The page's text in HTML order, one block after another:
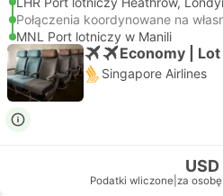
Połączenia koordynowane na
MNL Port lotniczy w Manili
Economy | Lot
Singapore Airlines
Podatki wliczone za osobę